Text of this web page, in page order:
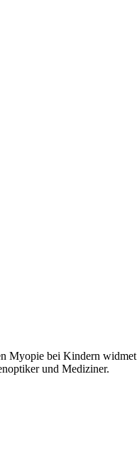
Myopie bei Kindern
und Mediziner.